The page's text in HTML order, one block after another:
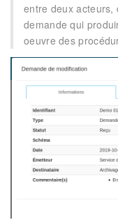
entre deux acteurs,
demande qui
oeuvre des